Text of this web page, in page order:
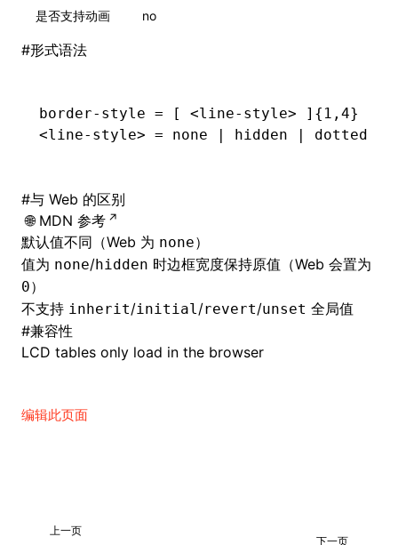
是否支持动画 no
#形式语法
border-style = [ <line-style> ]{1,4}
<line-style> = none | hidden | dotted
#与 Web 的区别
MDN 参考
默认值不同（Web 为 none）
值为 none/hidden 时边框宽度保持原值（Web 会置为
0）
不支持 inherit/initial/revert/unset 全局值
#兼容性
LCD tables only load in the browser
编辑此页面
上一页
下一页